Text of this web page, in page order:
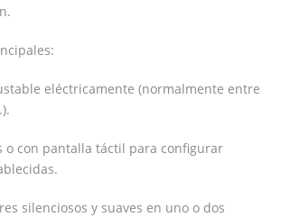
eléctricamente (normalmente entre
o con pantalla táctil para configurar
silenciosos y suaves en uno o dos